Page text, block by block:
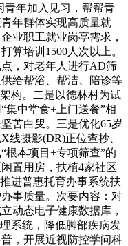
青年加入见习，帮帮青
年群体实现高质量就
业职工就业岗亭需求，
算培训1500人次以上。
，对老年人进行AD筛
给帮浴、帮洁、陪诊等
构。二是以德林村为试
集中堂食+上门送餐”相
苦白叟。三是优化65岁
线摄影(DR)正位查抄、
根本项目+专项筛查”的
置用房，扶植4家社区
进普惠托育办事系统扶
事质量。次要内容：对
动态电子健康数据库，
系统，降低脚部疾病发
，开展近视防控学问科